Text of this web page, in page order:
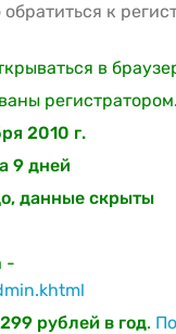
к
в
2010 г.
9 дней
данные скрыты
-
299 рублей в год.